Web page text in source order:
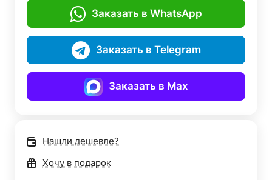
Заказать в WhatsApp
Заказать в Telegram
Заказать в Max
Нашли дешевле?
Хочу в подарок